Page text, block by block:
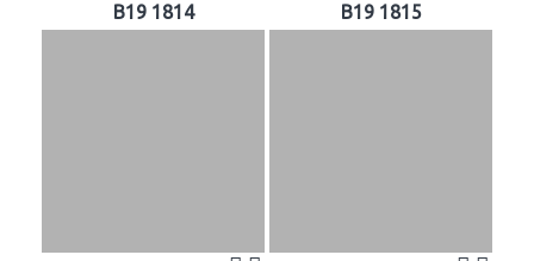
B19 1814 B19 1815